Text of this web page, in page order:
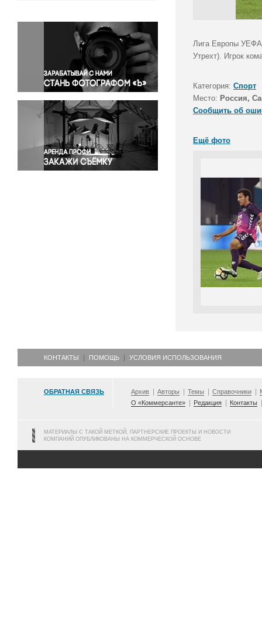
Окружающая среда
Политика
Правосудие
Происшествия и конфликты
Религия
Светская жизнь
Спорт
Экология
Экономика и бизнес
Лига Европы УЕФА
Утрехт). Игрок
Категория: Спорт
Место: Россия,
Сообщить об
Ещё фото
КОНТАКТЫ ПОМОЩЬ УСЛОВИЯ ИСПОЛЬЗОВАНИЯ
ОБРАТНАЯ СВЯЗЬ Архив Авторы Темы Справочники
О «Коммерсанте»
Редакция Контакты
МАТЕРИАЛЫ С ТАКОЙ МЕТКОЙ, ПАРТНЕРСКИЕ ПРОЕКТЫ И НОВОСТИ
КОМПАНИЙ ОПУБЛИКОВАНЫ НА КОММЕРЧЕСКОЙ ОСНОВЕ